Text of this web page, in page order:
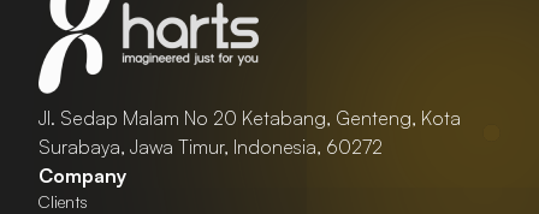
Jl. Sedap Malam No 20 Ketabang, Genteng, Kota
Surabaya, Jawa Timur, Indonesia, 60272
Company
Clients